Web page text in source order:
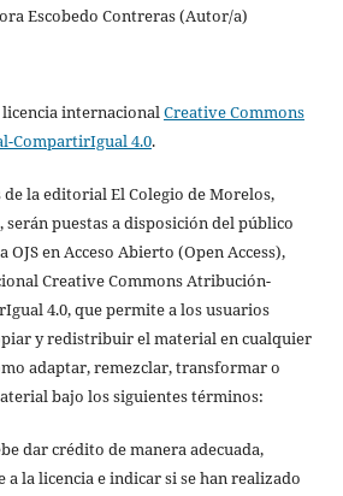
Escobedo Contreras (Autor/a)
internacionalCreative Commons
CompartirIgual 4.0.
la editorial El Colegio de Morelos,
puestas a disposición del público
en Acceso Abierto (Open Access),
Creative Commons Atribución-
4.0, que permite a los usuarios
y redistribuir el material en cualquier
adaptar, remezclar, transformar o
bajo los siguientes términos:
dar crédito de manera adecuada,
a la licencia e indicar si se han realizado